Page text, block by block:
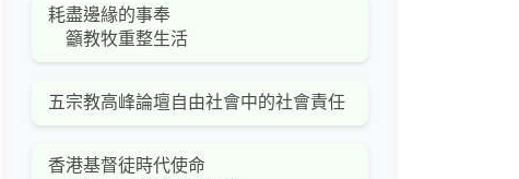
耗盡邊緣的事奉
籲教牧重整生活
五宗教高峰論壇自由社會中的社會責任
香港基督徒時代使命